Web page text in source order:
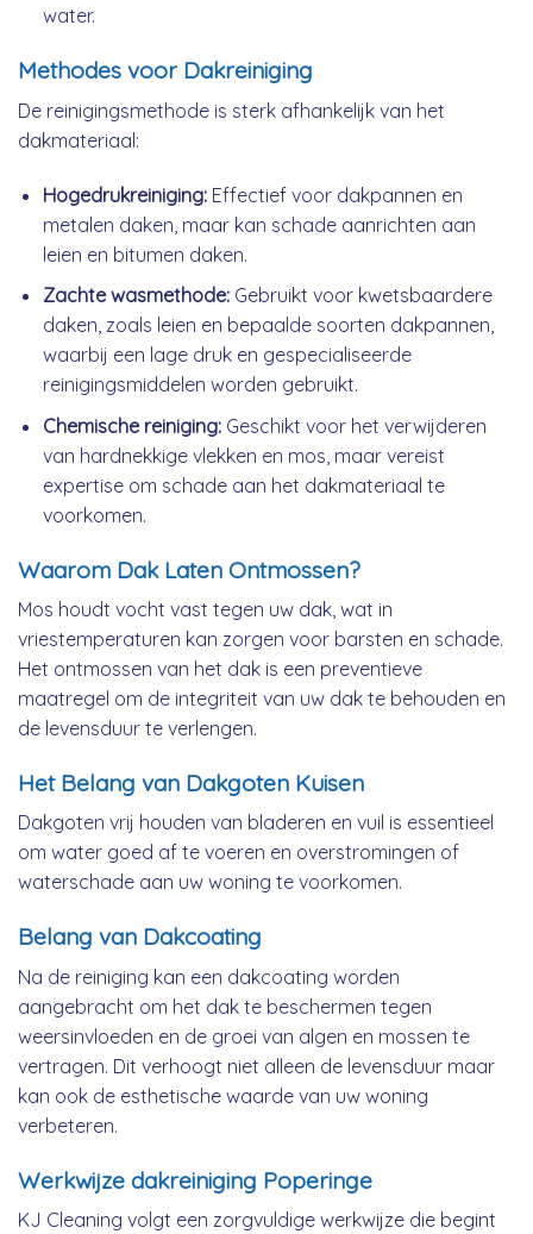
water.
Methodes voor Dakreiniging
De reinigingsmethode is sterk afhankelijk van het
dakmateriaal:
Hogedrukreiniging:Effectief voor dakpannen en
metalen daken, maar kan schade aanrichten aan
leien en bitumen daken.
Zachte wasmethode:Gebruikt voor kwetsbaardere
daken, zoals leien en bepaalde soorten dakpannen,
waarbij een lage druk en gespecialiseerde
reinigingsmiddelen worden gebruikt.
Chemische reiniging:Geschikt voor het verwijderen
van hardnekkige vlekken en mos, maar vereist
expertise om schade aan het dakmateriaal te
voorkomen.
Waarom Dak Laten Ontmossen?
Mos houdt vocht vast tegen uw dak, wat in
vriestemperaturen kan zorgen voor barsten en schade.
Het ontmossen van het dak is een preventieve
maatregel om de integriteit van uw dak te behouden en
de levensduur te verlengen.
Het Belang van Dakgoten Kuisen
Dakgoten vrij houden van bladeren en vuil is essentieel
om water goed af te voeren en overstromingen of
waterschade aan uw woning te voorkomen.
Belang van Dakcoating
Na de reiniging kan een dakcoating worden
aangebracht om het dak te beschermen tegen
weersinvloeden en de groei van algen en mossen te
vertragen. Dit verhoogt niet alleen de levensduur maar
kan ook de esthetische waarde van uw woning
verbeteren.
Werkwijze dakreiniging Poperinge
KJ Cleaning volgt een zorgvuldige werkwijze die begint